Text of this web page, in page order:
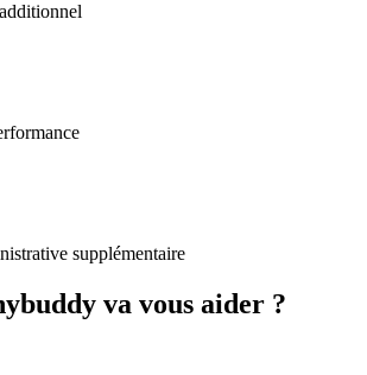
supplémentaire
va vous aider ?